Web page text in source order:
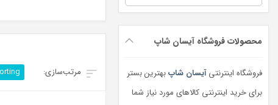
محصولات فروشگاه آیسان شاپ
فروشگاه اینترنتیآیسان شاپبهترین بستر
برای خرید اینترنتی کالاهای مورد نیاز شما